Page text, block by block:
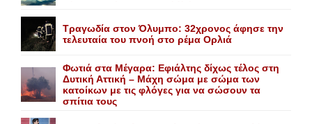
Τραγωδία στον Όλυμπο: 32χρονος άφησε την
τελευταία του πνοή στο ρέμα Ορλιά
Φωτιά στα Μέγαρα: Εφιάλτης δίχως τέλος στη
Δυτική Αττική – Μάχη σώμα με σώμα των
κατοίκων με τις φλόγες για να σώσουν τα
σπίτια τους